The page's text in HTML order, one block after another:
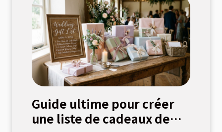
Guide ultime pour créer
une liste de cadeaux de